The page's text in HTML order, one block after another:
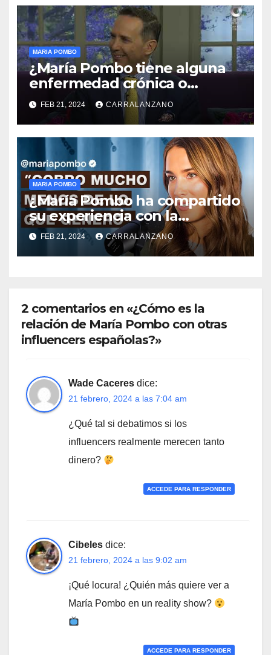
MARIA POMBO
¿María Pombo tiene alguna
enfermedad crónica o
condición de salud que
comparte en redes sociales?
FEB 21, 2024 CARRALANZANO
MARIA POMBO
¿María Pombo ha compartido
su experiencia con la
maternidad en redes
sociales?
FEB 21, 2024 CARRALANZANO
2 comentarios en «¿Cómo es la
relación de María Pombo con otras
influencers españolas?»
Wade Caceres dice:
21 febrero, 2024 a las 7:04 am
¿Qué tal si debatimos si los
influencers realmente merecen tanto
dinero?
ACCEDE PARA RESPONDER
Cibeles dice:
21 febrero, 2024 a las 9:02 am
¡Qué locura! ¿Quién más quiere ver a
María Pombo en un reality show?
ACCEDE PARA RESPONDER